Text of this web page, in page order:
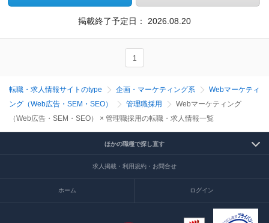
掲載終了予定日： 2026.08.20
1
転職・求人情報サイトのtype 企画・マーケティング系
Webマーケティ
ング（Web広告・SEM・SEO）
管理職採用
Webマーケティング
（Web広告・SEM・SEO） × 管理職採用の転職・求人情報一覧
ほかの職種で探し直す
求人掲載・利用規約・お問合せ
ホーム ログイン